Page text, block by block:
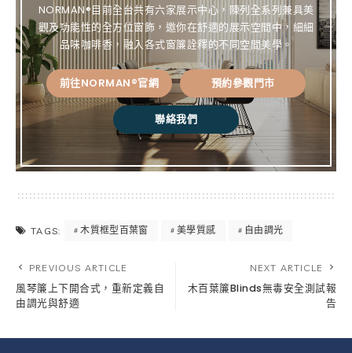
NORMAN®目前全台共有六家展示中心，陳列全系列兼具美
觀及功能性的全方位窗飾，邀你在舒適的展示空間中，細細
品味咖啡香，融入各式窗簾詮釋的不同空間美學。
前往NORMAN®官網 預約參觀門市
聯絡我們
TAGS: 木質框型百葉窗 美學質感 自由調光
PREVIOUS ARTICLE
風琴簾上下開合式，重新定義自
由調光與舒適
NEXT ARTICLE
木百葉簾Blinds無毒安全測試報
告